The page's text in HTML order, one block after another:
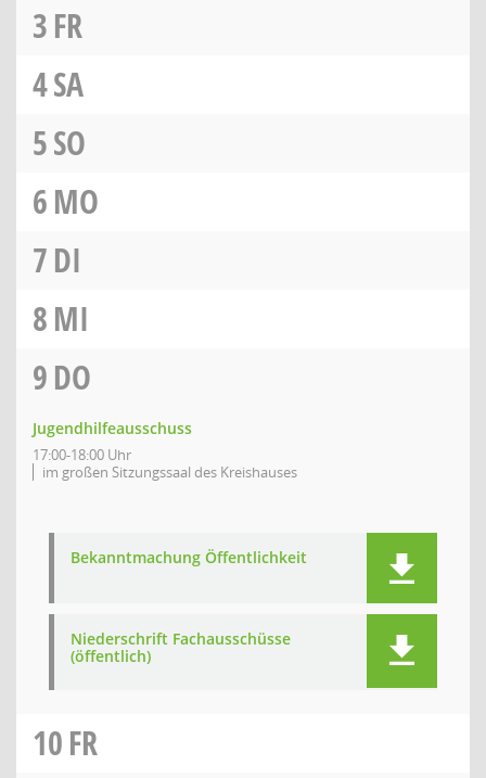
3FR
4SA
5SO
6MO
7DI
8MI
9DO
Jugendhilfeausschuss
17:00-18:00 Uhr
im großen Sitzungssaal des Kreishauses
Bekanntmachung Öffentlichkeit
Niederschrift Fachausschüsse
(öffentlich)
10FR